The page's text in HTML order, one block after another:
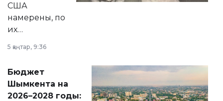
США
намерены, по
их
принести
народу
Венесуэлы.
5 қаңтар, 9:36
Бюджет
Шымкента на
2026–2028 годы: